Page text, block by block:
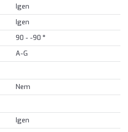
Igen
Igen
90 - -90 °
A-G
Nem
Igen